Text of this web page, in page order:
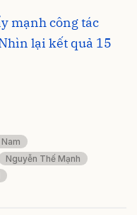
mạnh công tác
lại kết quả 15
Nguyễn Thế Mạnh